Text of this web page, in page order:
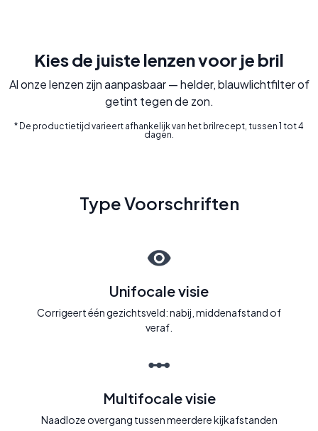
Kies de juiste lenzen voor je bril
Al onze lenzen zijn aanpasbaar — helder, blauwlichtfilter of
getint tegen de zon.
* De productietijd varieert afhankelijk van het brilrecept, tussen 1 tot 4
dagen.
Type Voorschriften
Unifocale visie
Corrigeert één gezichtsveld: nabij, middenafstand of
veraf.
Multifocale visie
Naadloze overgang tussen meerdere kijkafstanden